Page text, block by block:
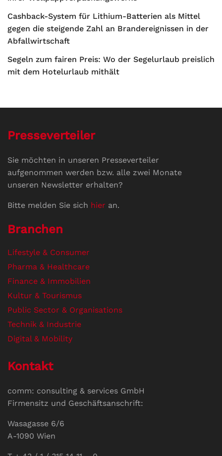
Cashback-System für Lithium-Batterien als Mittel
gegen die steigende Zahl an Brandereignissen in der
Abfallwirtschaft
Segeln zum fairen Preis: Wo der Segelurlaub preislich
mit dem Hotelurlaub mithält
Presseverteiler
Sie möchten in unseren Presseverteiler
aufgenommen werden bzw. alle zwei Monate
unseren Newsletter erhalten?
Bitte melden Sie sich hier an.
Branchen
Lifestyle & Consumer
Pharma & Healthcare
Finance & Immobilien
Kultur & Tourismus
Public Sector & Organisations
Technik & Industrie
Digital & Mobility
Kontakt
comm: consulting & services GmbH
Firmensitz und Geschäftsanschrift:
Wasagasse 6/6
A-1090 Wien